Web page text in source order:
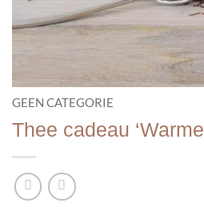
GEEN CATEGORIE
Thee cadeau